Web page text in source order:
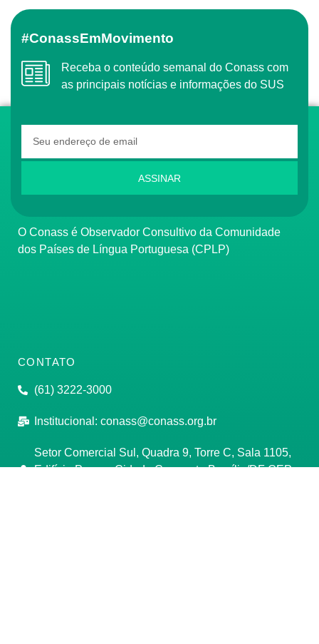
#ConassEmMovimento
Receba o conteúdo semanal do Conass com
as principais notícias e informações do SUS
ASSINAR
O Conass é Observador Consultivo da Comunidade
dos Países de Língua Portuguesa (CPLP)
CONTATO
(61) 3222-3000
Institucional: conass@conass.org.br
Setor Comercial Sul, Quadra 9, Torre C, Sala 1105,
Edifício Parque Cidade Corporate Brasília/DF CEP: